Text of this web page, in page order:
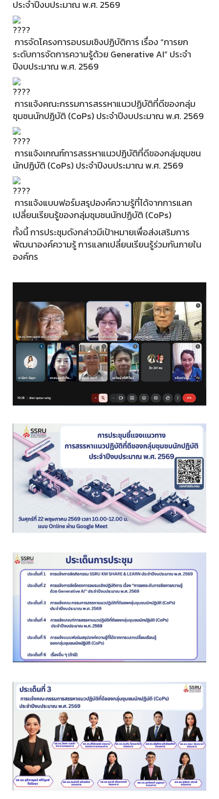
ประจำปีงบประมาณ พ.ศ. 2569
การจัดโครงการอบรมเชิงปฏิบัติการ เรื่อง “การยก
ระดับการจัดการความรู้ด้วย Generative AI” ประจำ
ปีงบประมาณ พ.ศ. 2569
การแจ้งคณะกรรมการสรรหาแนวปฏิบัติที่ดีของกลุ่ม
ชุมชนนักปฏิบัติ (CoPs) ประจำปีงบประมาณ พ.ศ. 2569
การแจ้งเกณฑ์การสรรหาแนวปฏิบัติที่ดีของกลุ่มชุมชน
นักปฏิบัติ (CoPs) ประจำปีงบประมาณ พ.ศ. 2569
การแจ้งแบบฟอร์มสรุปองค์ความรู้ที่ได้จากการแลก
เปลี่ยนเรียนรู้ของกลุ่มชุมชนนักปฏิบัติ (CoPs)
ทั้งนี้ การประชุมดังกล่าวมีเป้าหมายเพื่อส่งเสริมการ
พัฒนาองค์ความรู้ การแลกเปลี่ยนเรียนรู้ร่วมกันภายใน
องค์กร